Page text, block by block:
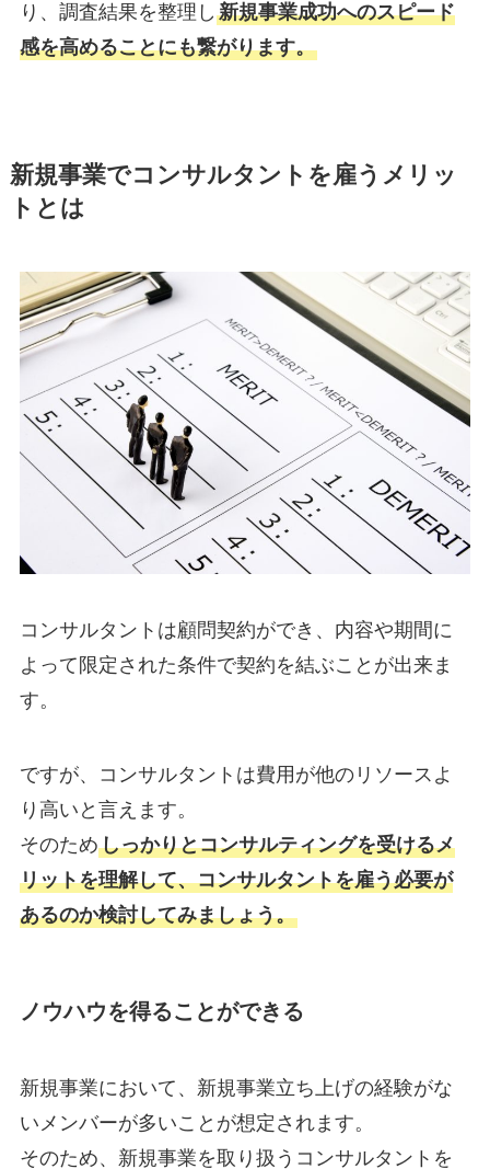
り、調査結果を整理し 新規事業成功へのスピード
感を高めることにも繋がります。
新規事業でコンサルタントを雇うメリッ
トとは
コンサルタントは顧問契約ができ、内容や期間に
よって限定された条件で契約を結ぶことが出来ま
す。
ですが、コンサルタントは費用が他のリソースよ
り高いと言えます。
そのためしっかりとコンサルティングを受けるメ
リットを理解して、コンサルタントを雇う必要が
あるのか検討してみましょう。
ノウハウを得ることができる
新規事業において、新規事業立ち上げの経験がな
いメンバーが多いことが想定されます。
そのため、新規事業を取り扱うコンサルタントを